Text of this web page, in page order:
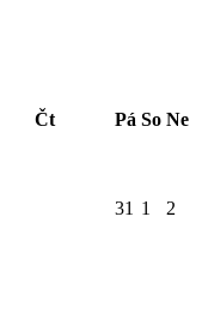
Čt Pá So Ne
31 1 2